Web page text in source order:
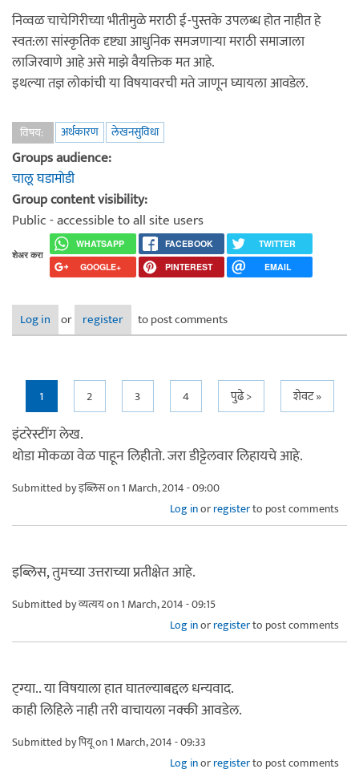
निव्वळ चाचेगिरीच्या भीतीमुळे मराठी ई-पुस्तके उपलब्ध होत नाहीत हे
स्वत:ला सांस्कृतिक दृष्ट्या आधुनिक समजणाऱ्या मराठी समाजाला
लाजिरवाणे आहे असे माझे वैयक्तिक मत आहे.
इथल्या तज्ञ लोकांची या विषयावरची मते जाणून घ्यायला आवडेल.
विषय: अर्थकारण लेखनसुविधा
Groups audience:
चालू घडामोडी
Group content visibility:
Public - accessible to all site users
शेअर करा
WHATSAPP FACEBOOK
TWITTER
GOOGLE+
PINTEREST EMAIL
Log in or register to post comments
Pages
1 2 3 4 पुढे > शेवट »
इंटरेस्टींग लेख.
थोडा मोकळा वेळ पाहून लिहीतो. जरा डीट्टेलवार लिहायचे आहे.
Submitted byइब्लिसon 1 March, 2014 - 09:00
Log inorregisterto post comments
इब्लिस, तुमच्या उत्तराच्या प्रतीक्षेत आहे.
Submitted byव्यत्ययon 1 March, 2014 - 09:15
Log inorregisterto post comments
ट्ग्या.. या विषयाला हात घातल्याबद्दल धन्यवाद.
काही लिहिले नाही तरी वाचायला नक्की आवडेल.
Submitted byपियूon 1 March, 2014 - 09:33
Log inorregisterto post comments